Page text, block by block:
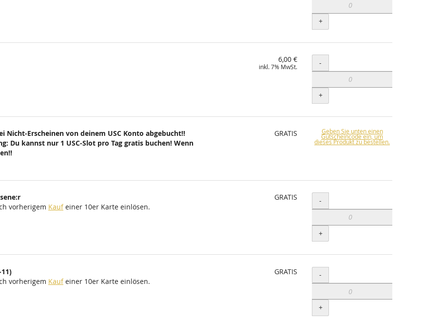
+
6,00 €
inkl. 7% MwSt. Menge
-
+
Erscheinen von deinem USC Konto abgebucht!!
kannst nur 1 USC-Slot pro Tag gratis buchen! Wenn
GRATIS Geben Sie unten einen
Gutscheincode ein, um
dieses Produkt zu bestellen.
vorherigem Kaufeiner 10er Karte einlösen.
GRATIS Menge
-
+
vorherigem Kaufeiner 10er Karte einlösen.
GRATIS Menge
-
+